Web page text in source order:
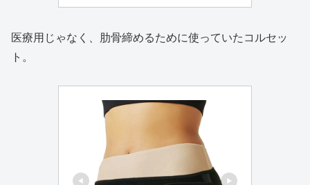
医療用じゃなく、肋骨締めるために使っていたコルセッ
ト。